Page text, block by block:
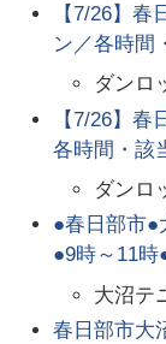
【7/26】
ン／各時間
ダンロ
【7/26】
各時間・該
ダンロ
●春日部市●
●9時～11時
大沼テ
春日部市大